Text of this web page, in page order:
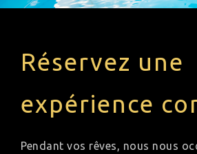
Réservez une
expérience
Pendant vos rêves, nous nous